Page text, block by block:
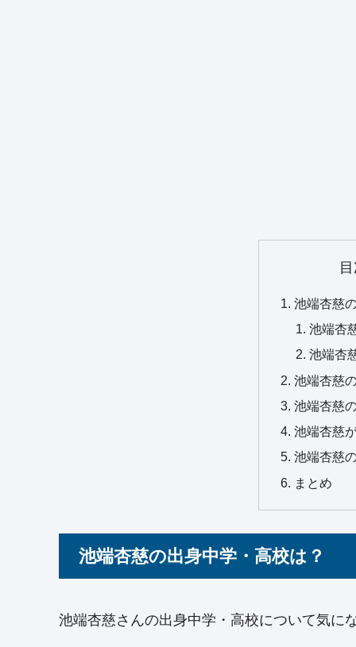
池端杏慈
池端杏
池端杏
池端杏慈
池端杏慈
池端杏慈
池端杏慈
まとめ
池端杏慈の出身中学・高校は？
池端杏慈さんの出身中学・高校について気に